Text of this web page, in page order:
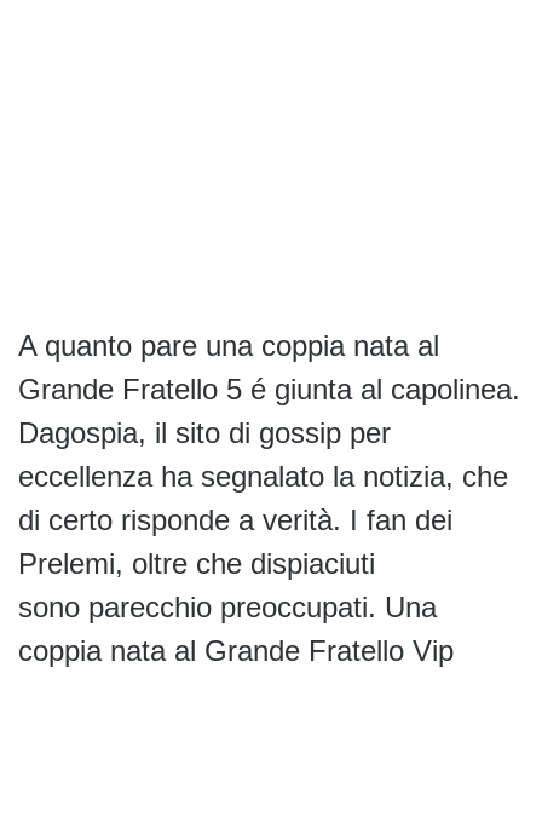
A quanto pare una coppia nata al
Grande Fratello 5 é giunta al capolinea.
Dagospia, il sito di gossip per
eccellenza ha segnalato la notizia, che
di certo risponde a verità. I fan dei
Prelemi, oltre che dispiaciuti
sono parecchio preoccupati. Una
coppia nata al Grande Fratello Vip